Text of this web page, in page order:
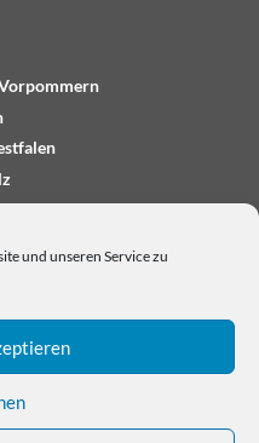
und unseren Service zu